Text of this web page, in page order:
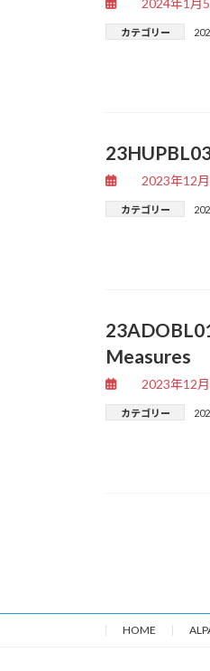
カテゴリー
2023年12
カテゴリー
Measures
2023年12
カテゴリー
ペ
ー
HOME